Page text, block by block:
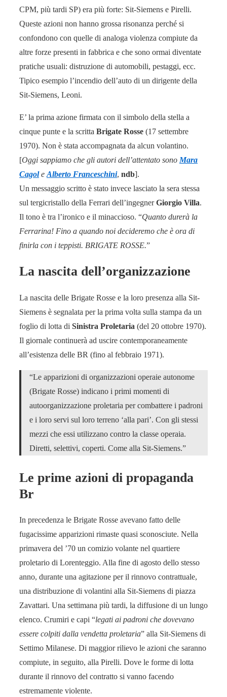
CPM, più tardi SP) era più forte: Sit-Siemens e Pirelli.
Queste azioni non hanno grossa risonanza perché si
confondono con quelle di analoga violenza compiute da
altre forze presenti in fabbrica e che sono ormai diventate
pratiche usuali: distruzione di automobili, pestaggi, ecc.
Tipico esempio l’incendio dell’auto di un dirigente della
Sit-Siemens, Leoni.
E’ la prima azione firmata con il simbolo della stella a
cinque punte e la scritta Brigate Rosse (17 settembre
1970). Non è stata accompagnata da alcun volantino.
[Oggi sappiamo che gli autori dell’attentato sono Mara
Cagole Alberto Franceschini, ndb].
Un messaggio scritto è stato invece lasciato la sera stessa
sul tergicristallo della Ferrari dell’ingegnerGiorgio Villa.
Il tono è tra l’ironico e il minaccioso. “Quanto durerà la
Ferrarina! Fino a quando noi decideremo che è ora di
finirla con i teppisti. BRIGATE ROSSE.”
La nascita dell’organizzazione
La nascita delle Brigate Rosse e la loro presenza alla Sit-
Siemens è segnalata per la prima volta sulla stampa da un
foglio di lotta di Sinistra Proletaria (del 20 ottobre 1970).
Il giornale continuerà ad uscire contemporaneamente
all’esistenza delle BR (fino al febbraio 1971).
“Le apparizioni di organizzazioni operaie autonome
(Brigate Rosse) indicano i primi momenti di
autoorganizzazione proletaria per combattere i padroni
e i loro servi sul loro terreno ‘alla pari’. Con gli stessi
mezzi che essi utilizzano contro la classe operaia.
Diretti, selettivi, coperti. Come alla Sit-Siemens.”
Le prime azioni di propaganda
Br
In precedenza le Brigate Rosse avevano fatto delle
fugacissime apparizioni rimaste quasi sconosciute. Nella
primavera del ’70 un comizio volante nel quartiere
proletario di Lorenteggio. Alla fine di agosto dello stesso
anno, durante una agitazione per il rinnovo contrattuale,
una distribuzione di volantini alla Sit-Siemens di piazza
Zavattari. Una settimana più tardi, la diffusione di un lungo
elenco. Crumiri e capi “legati ai padroni che dovevano
essere colpiti dalla vendetta proletaria” alla Sit-Siemens di
Settimo Milanese. Di maggior rilievo le azioni che saranno
compiute, in seguito, alla Pirelli. Dove le forme di lotta
durante il rinnovo del contratto si vanno facendo
estremamente violente.